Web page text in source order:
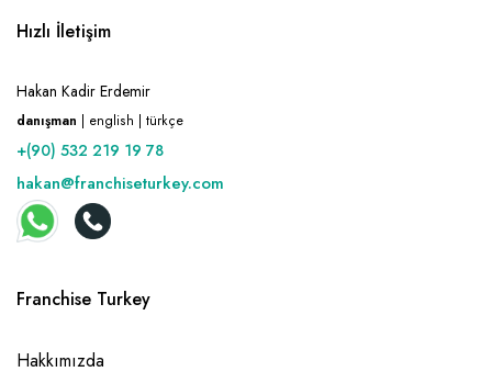
Hızlı İletişim
Hakan Kadir Erdemir
danışman | english | türkçe
+(90) 532 219 19 78
hakan@franchiseturkey.com
Franchise Turkey
Hakkımızda